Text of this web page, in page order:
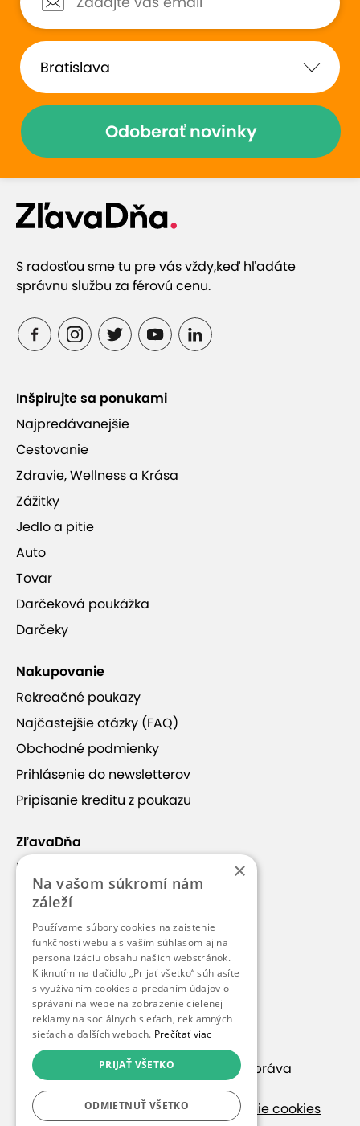
Odoberať novinky
S radosťou sme tu pre vás vždy,keď hľadáte
správnu službu za férovú cenu.
Inšpirujte sa ponukami
Najpredávanejšie
Cestovanie
Zdravie, Wellness a Krása
Zážitky
Jedlo a pitie
Auto
Tovar
Darčeková poukážka
Darčeky
Nakupovanie
Rekreačné poukazy
Najčastejšie otázky (FAQ)
Obchodné podmienky
Prihlásenie do newsletterov
Pripísanie kreditu z poukazu
ZľavaDňa
Náš príbeh
Kontakt
Blog
Pre médiá
Pre partnerov
© 2010 – 2026inspirago s. r. o.
. Všetky práva
vyhradené.
Ochrana osobných údajov| Nastavenie cookies
×
Na vašom súkromí nám
záleží
Používame súbory cookies na zaistenie
funkčnosti webu a s vaším súhlasom aj na
personalizáciu obsahu našich webstránok.
Kliknutím na tlačidlo „Prijať všetko“ súhlasíte
s využívaním cookies a predaním údajov o
správaní na webe na zobrazenie cielenej
reklamy na sociálnych sieťach, reklamných
sieťach a ďalších weboch. Prečítať viac
PRIJAŤ VŠETKO
ODMIETNUŤ VŠETKO